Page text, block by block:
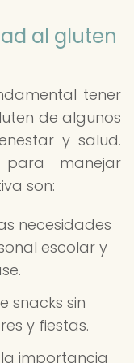
al gluten
tener
de algunos
y salud.
para manejar
son:
necesidades
escolar y
snacks sin
y fiestas.
importancia